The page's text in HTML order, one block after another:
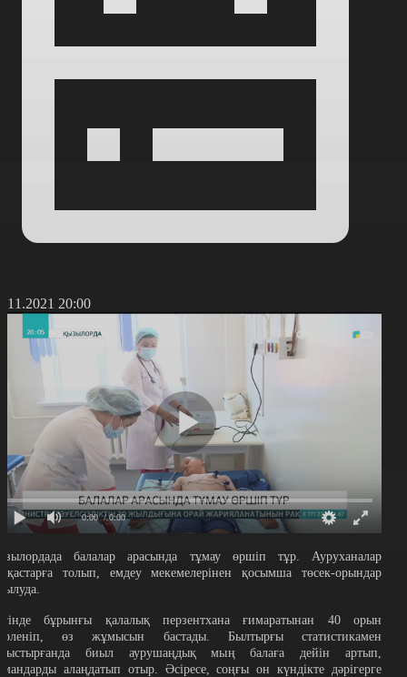
20:00
0:00 / 0:00
балалар арасында тұмау өршіп тұр. Ауруханалар
толып, емдеу мекемелерінен қосымша төсек-орындар
бұрынғы қалалық перзентхана ғимаратынан 40 орын
өз жұмысын бастады. Былтырғы статистикамен
биыл аурушаңдық мың балаға дейін артып,
алаңдатып отыр. Әсіресе, соңғы он күндікте дәрігерге